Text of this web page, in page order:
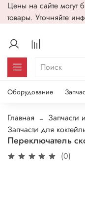
Цены на сайте могут
товары. Уточняйте
Оборудование
Главная Запчасти
Запчасти для
Переключатель
(0)